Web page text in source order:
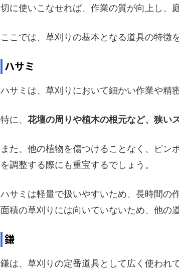
切に使いこなせれば、作業の質が向上し、
ここでは、草刈りの基本となる道具の特徴
ハサミ
ハサミは、草刈りにおいて細かい作業や精
特に、花壇の周りや植木の根元など、狭い
また、他の植物を傷つけることなく、ピン
を調整する際にも重宝するでしょう。
ハサミは軽量で扱いやすいため、長時間の
面積の草刈りには向いていないため、他の
鎌
鎌は、草刈りの定番道具として広く使われ